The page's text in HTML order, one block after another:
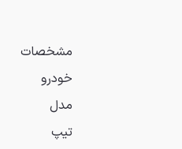
مشخصات
خودرو
مدل
تیپ